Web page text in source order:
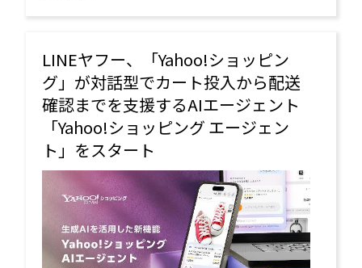
LINEヤフー、「Yahoo!ショッピン
グ」が対話型でカート投入から配送
確認までを支援するAIエージェント
「Yahoo!ショッピング エージェン
ト」をスタート